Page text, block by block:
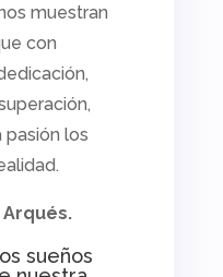
muestran
con
pasión los
sueños